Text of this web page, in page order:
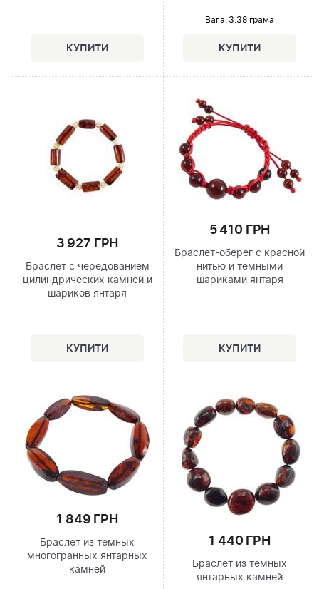
Вага: 3.38 грама
3 927 ГРН
Браслет с чередованием
цилиндрических камней и
шариков янтаря
5 410 ГРН
Браслет-оберег с красной
нитью и темными
шариками янтаря
1 849 ГРН
Браслет из темных
многогранных янтарных
камней
1 440 ГРН
Браслет из темных
янтарных камней